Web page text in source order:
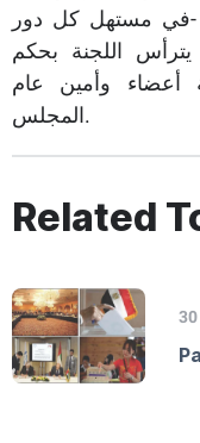
-في مستهل كل دور
اللجنة بحكم
أعضاء وأمين عام
المجلس.
Related